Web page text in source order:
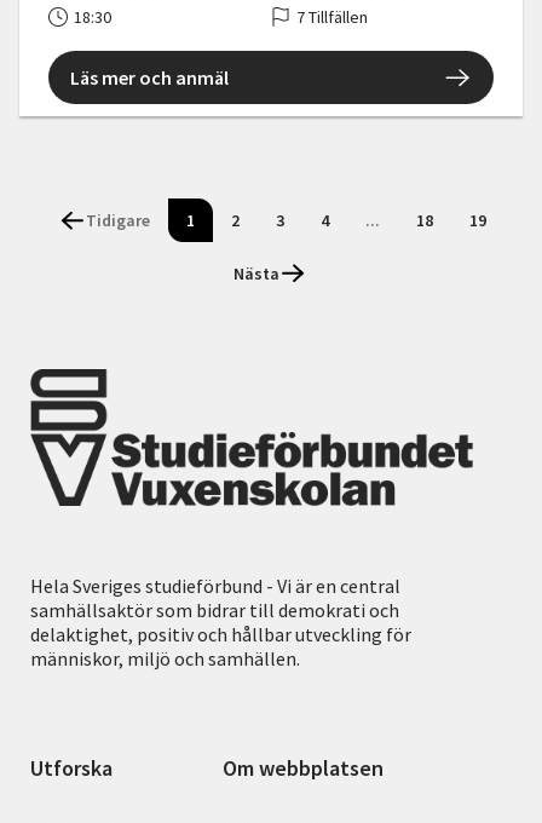
18:30
7 Tillfällen
Läs mer och anmäl
Tidigare 1 2 3 4 ... 18 19
Nästa
Hela Sveriges studieförbund - Vi är en central
samhällsaktör som bidrar till demokrati och
delaktighet, positiv och hållbar utveckling för
människor, miljö och samhällen.
Utforska Om webbplatsen